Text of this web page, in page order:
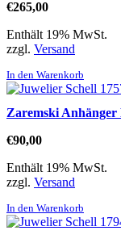
€265,00
Enthält 19% MwSt.
zzgl. Versand
In den Warenkorb
Zaremski Anhänger
€90,00
Enthält 19% MwSt.
zzgl. Versand
In den Warenkorb